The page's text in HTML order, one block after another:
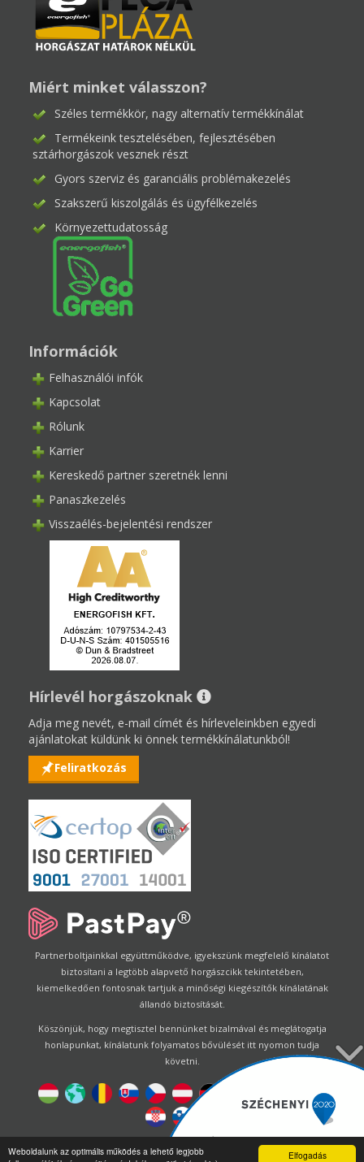
Elfogadás
Weboldalunk az optimális működés a lehető legjobb
Miért minket válasszon?
Széles termékkör, nagy alternatív termékkínálat
Termékeink tesztelésében, fejlesztésében
sztárhorgászok vesznek részt
Gyors szerviz és garanciális problémakezelés
Szakszerű kiszolgálás és ügyfélkezelés
Környezettudatosság
Információk
Felhasználói infók
Kapcsolat
Rólunk
Karrier
Kereskedő partner szeretnék lenni
Panaszkezelés
Visszaélés-bejelentési rendszer
Hírlevél horgászoknak
Adja meg nevét, e-mail címét és hírleveleinkben egyedi
ajánlatokat küldünk ki önnek termékkínálatunkból!
Feliratkozás
Partnerboltjainkkal együttműködve, igyekszünk megfelelő kínálatot
biztosítani a legtöbb alapvető horgászcikk tekintetében,
kiemelkedően fontosnak tartjuk a minőségi kiegészítők kínálatának
állandó biztosítását.
Köszönjük, hogy megtisztel bennünket bizalmával és meglátogatja
honlapunkat, kínálatunk folyamatos bővülését itt nyomon tudja
követni.
Designed by Energofish Kft